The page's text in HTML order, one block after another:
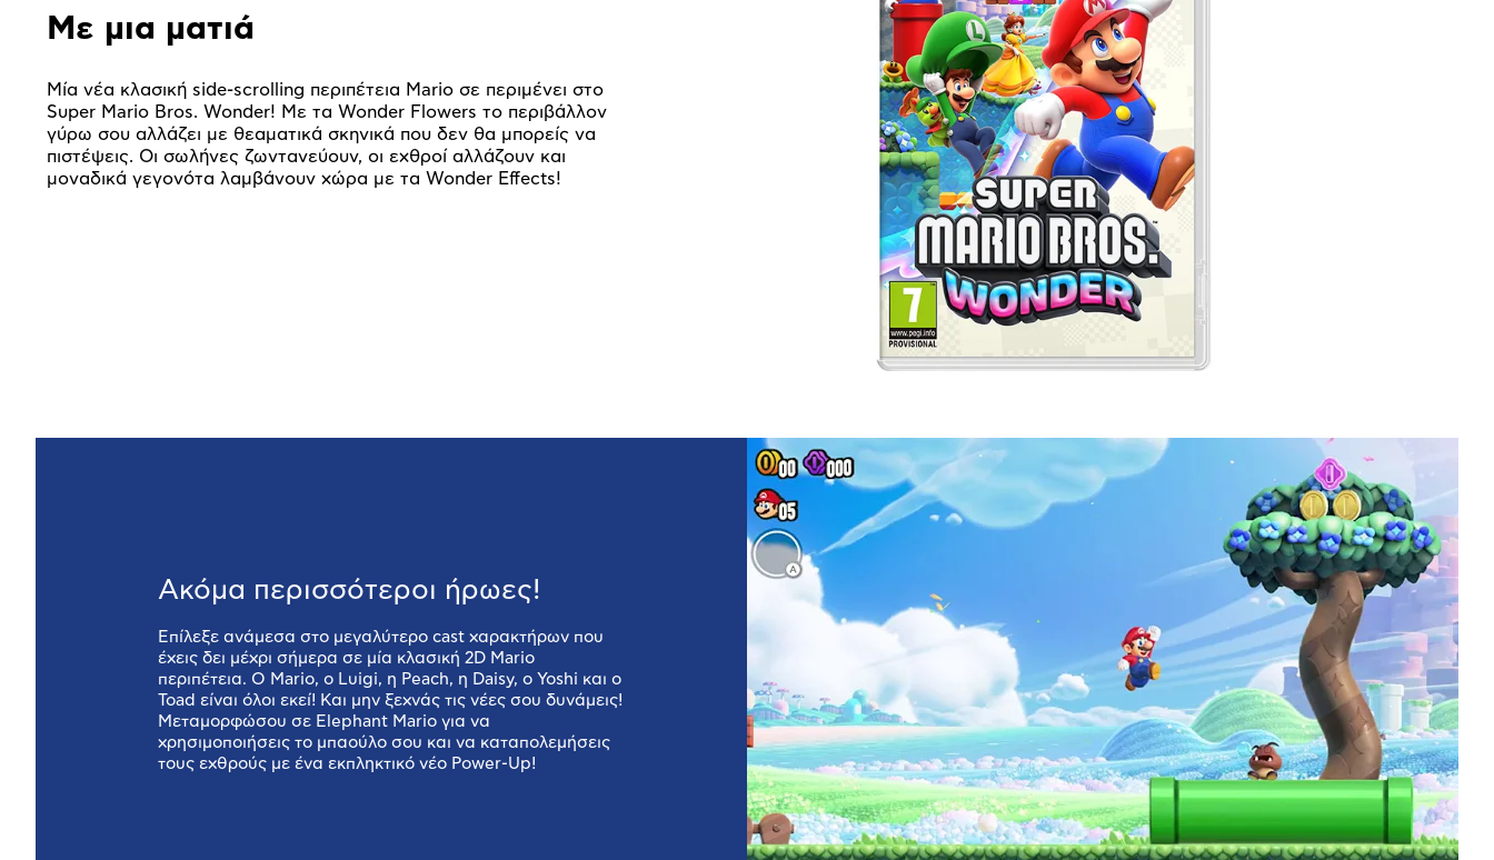
Με μια ματιά
Μία νέα κλασική side-scrolling περιπέτεια Mario σε περιμένει στο
Super Mario Bros. Wonder! Με τα Wonder Flowers το περιβάλλον
γύρω σου αλλάζει με θεαματικά σκηνικά που δεν θα μπορείς να
πιστέψεις. Οι σωλήνες ζωντανεύουν, οι εχθροί αλλάζουν και
μοναδικά γεγονότα λαμβάνουν χώρα με τα Wonder Effects!
Ακόμα περισσότεροι ήρωες!
Επίλεξε ανάμεσα στο μεγαλύτερο cast χαρακτήρων που
έχεις δει μέχρι σήμερα σε μία κλασική 2D Mario
περιπέτεια. Ο Mario, ο Luigi, η Peach, η Daisy, ο Yoshi και ο
Toad είναι όλοι εκεί! Και μην ξεχνάς τις νέες σου δυνάμεις!
Μεταμορφώσου σε Elephant Mario για να
χρησιμοποιήσεις το μπαούλο σου και να καταπολεμήσεις
τους εχθρούς με ένα εκπληκτικό νέο Power-Up!